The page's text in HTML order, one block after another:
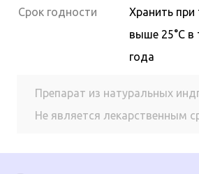
Cрок годности
Хранить при
выше 25°С в
года
Препарат из натуральных
Не является лекарственным